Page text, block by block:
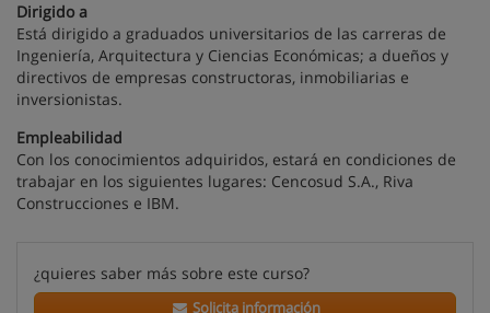
Dirigido a
Está dirigido a graduados universitarios de las carreras de
Ingeniería, Arquitectura y Ciencias Económicas; a dueños y
directivos de empresas constructoras, inmobiliarias e
inversionistas.
Empleabilidad
Con los conocimientos adquiridos, estará en condiciones de
trabajar en los siguientes lugares: Cencosud S.A., Riva
Construcciones e IBM.
¿quieres saber más sobre este curso?
Solicita información